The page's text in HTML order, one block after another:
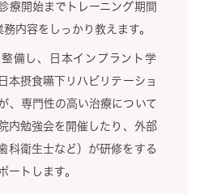
療開始までトレーニング期間
内容をしっかり教えます。
備し、日本インプラント学
本摂食嚥下リハビリテーショ
、専門性の高い治療について
内勉強会を開催したり、外部
科衛生士など）が研修をする
ートします。